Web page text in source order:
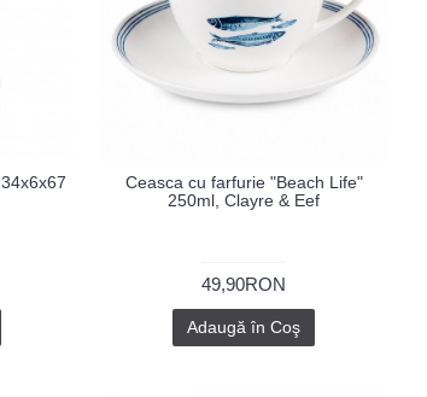
Ceasca cu farfurie "Beach Life"
250ml, Clayre & Eef
49,90RON
Adaugă în Coş